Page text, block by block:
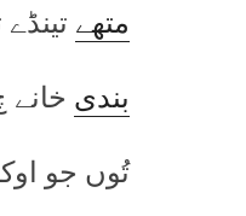
متھے
بندی خانے
تُوں جو